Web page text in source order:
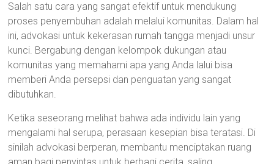
Salah satu cara yang sangat efektif untuk mendukung
proses penyembuhan adalah melalui komunitas. Dalam hal
ini, advokasi untuk kekerasan rumah tangga menjadi unsur
kunci. Bergabung dengan kelompok dukungan atau
komunitas yang memahami apa yang Anda lalui bisa
memberi Anda persepsi dan penguatan yang sangat
dibutuhkan.
Ketika seseorang melihat bahwa ada individu lain yang
mengalami hal serupa, perasaan kesepian bisa teratasi. Di
sinilah advokasi berperan, membantu menciptakan ruang